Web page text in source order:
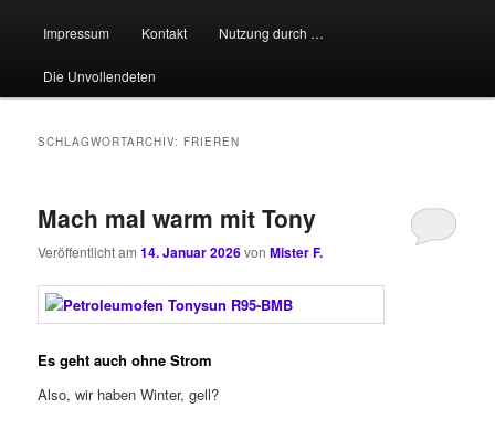
Impressum Kontakt Nutzung durch …
Die Unvollendeten
SCHLAGWORTARCHIV: FRIEREN
Mach mal warm mit Tony
Veröffentlicht am14. Januar 2026vonMister F.
Es geht auch ohne Strom
Also, wir haben Winter, gell?